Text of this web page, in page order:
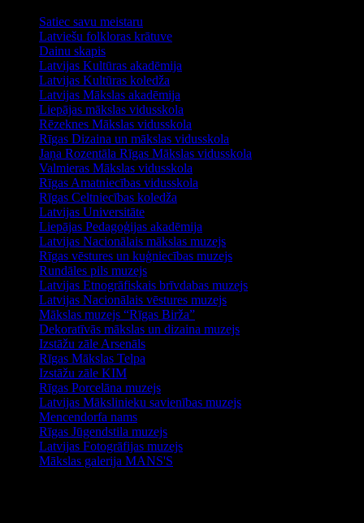
Satiec savu meistaru
Latviešu folkloras krātuve
Dainu skapis
Latvijas Kultūras akadēmija
Latvijas Kultūras koledža
Latvijas Mākslas akadēmija
Liepājas mākslas vidusskola
Rēzeknes Mākslas vidusskola
Rīgas Dizaina un mākslas vidusskola
Jaņa Rozentāla Rīgas Mākslas vidusskola
Valmieras Mākslas vidusskola
Rīgas Amatniecības vidusskola
Rīgas Celtniecības koledža
Latvijas Universitāte
Liepājas Pedagoģijas akadēmija
Latvijas Nacionālais mākslas muzejs
Rīgas vēstures un kuģniecības muzejs
Rundāles pils muzejs
Latvijas Etnogrāfiskais brīvdabas muzejs
Latvijas Nacionālais vēstures muzejs
Mākslas muzejs “Rīgas Birža”
Dekoratīvās mākslas un dizaina muzejs
Izstāžu zāle Arsenāls
Rīgas Mākslas Telpa
Izstāžu zāle KIM
Rīgas Porcelāna muzejs
Latvijas Mākslinieku savienības muzejs
Mencendorfa nams
Rīgas Jūgendstila muzejs
Latvijas Fotogrāfijas muzejs
Mākslas galerija MANS'S